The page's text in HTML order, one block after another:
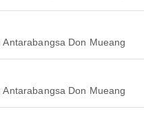
Antarabangsa Don Mueang
Antarabangsa Don Mueang